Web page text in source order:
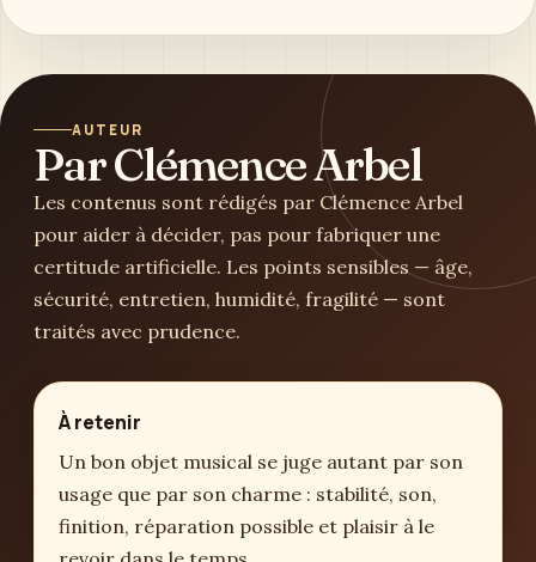
AUTEUR
Par Clémence Arbel
Les contenus sont rédigés par Clémence Arbel
pour aider à décider, pas pour fabriquer une
certitude artificielle. Les points sensibles — âge,
sécurité, entretien, humidité, fragilité — sont
traités avec prudence.
À retenir
Un bon objet musical se juge autant par son
usage que par son charme : stabilité, son,
finition, réparation possible et plaisir à le